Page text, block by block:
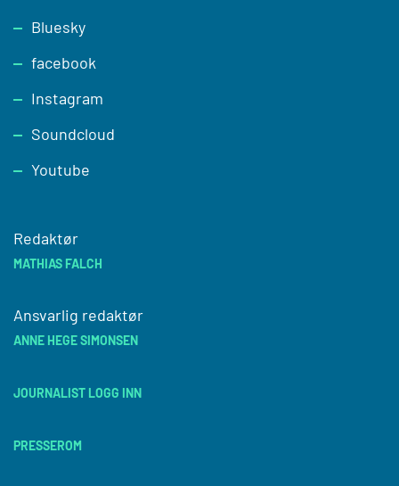
Footer
Bluesky
facebook
Instagram
Soundcloud
Youtube
Redaktør
MATHIAS FALCH
Ansvarlig redaktør
ANNE HEGE SIMONSEN
JOURNALIST LOGG INN
PRESSEROM